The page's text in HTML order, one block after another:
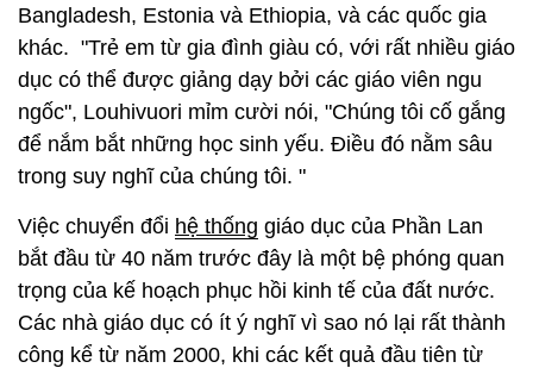
Bangladesh, Estonia và Ethiopia, và các quốc gia
khác. "Trẻ em từ gia đình giàu có, với rất nhiều giáo
dục có thể được giảng dạy bởi các giáo viên ngu
ngốc", Louhivuori mỉm cười nói, "Chúng tôi cố gắng
để nắm bắt những học sinh yếu. Điều đó nằm sâu
trong suy nghĩ của chúng tôi. "
Việc chuyển đổi hệ thống giáo dục của Phần Lan
bắt đầu từ 40 năm trước đây là một bệ phóng quan
trọng của kế hoạch phục hồi kinh tế của đất nước.
Các nhà giáo dục có ít ý nghĩ vì sao nó lại rất thành
công kể từ năm 2000, khi các kết quả đầu tiên từ